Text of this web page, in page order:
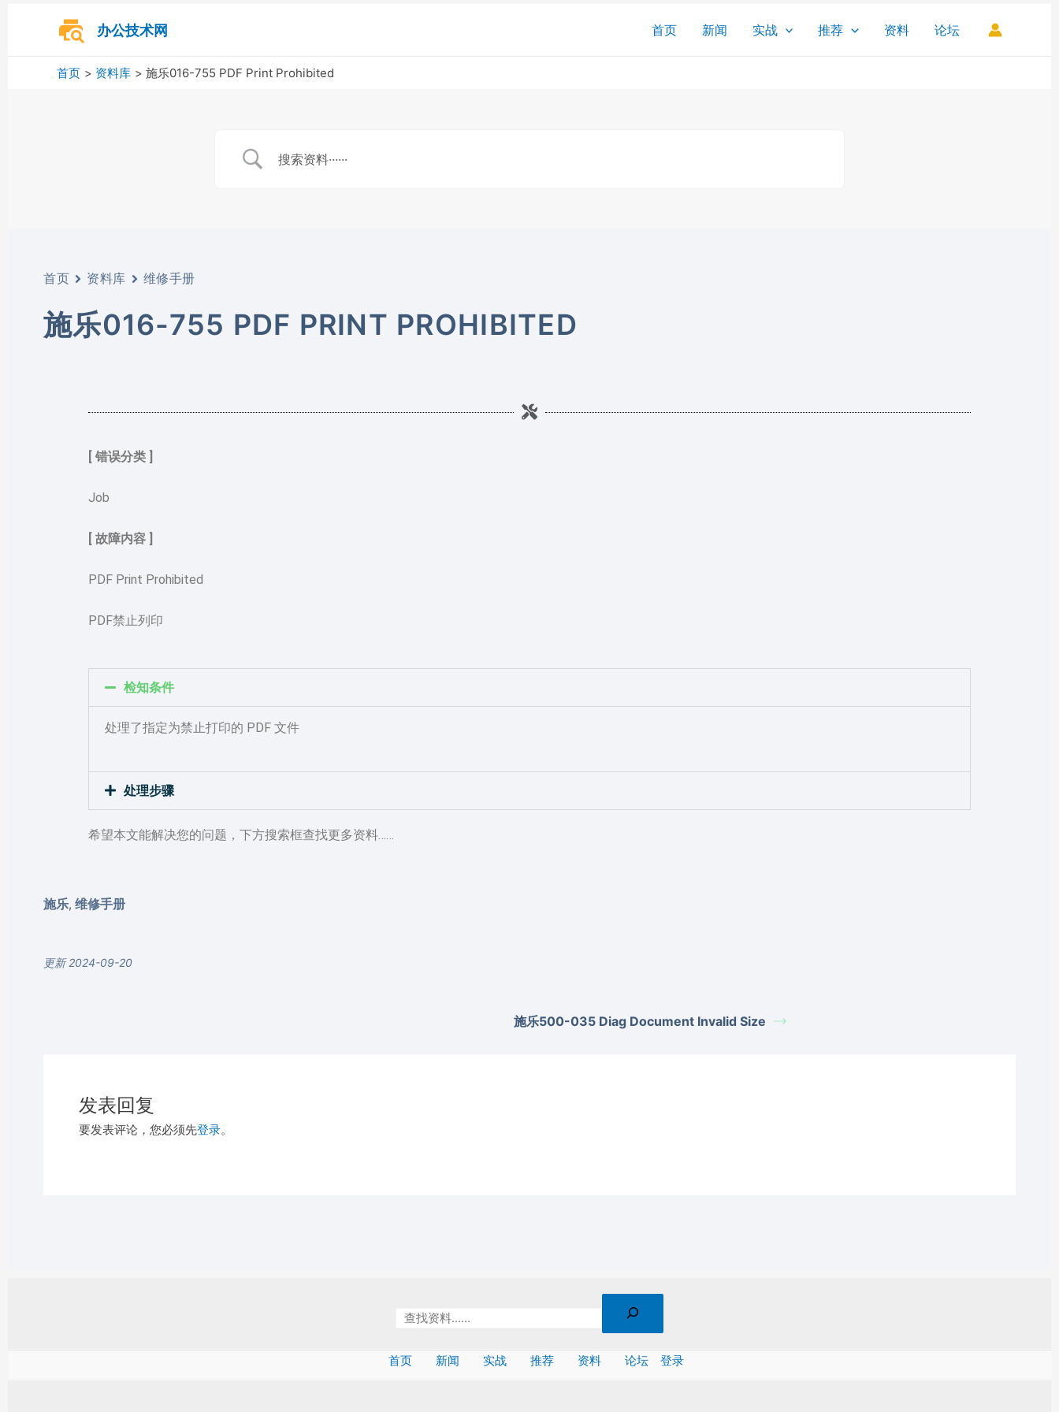
办公技术网 首页 新闻 实战 推荐 资料 论坛
首页 资料库 施乐016-755 PDF Print Prohibited
首页 资料库 维修手册
施乐016-755 PDF PRINT PROHIBITED
[ 错误分类 ]
Job
[ 故障内容 ]
PDF Print Prohibited
PDF禁止列印
检知条件
处理了指定为禁止打印的 PDF 文件
处理步骤
希望本文能解决您的问题，下方搜索框查找更多资料……
施乐, 维修手册
更新 2024-09-20
施乐500-035 Diag Document Invalid Size
发表回复
要发表评论，您必须先登录。
首页 新闻 实战 推荐 资料 论坛 登录